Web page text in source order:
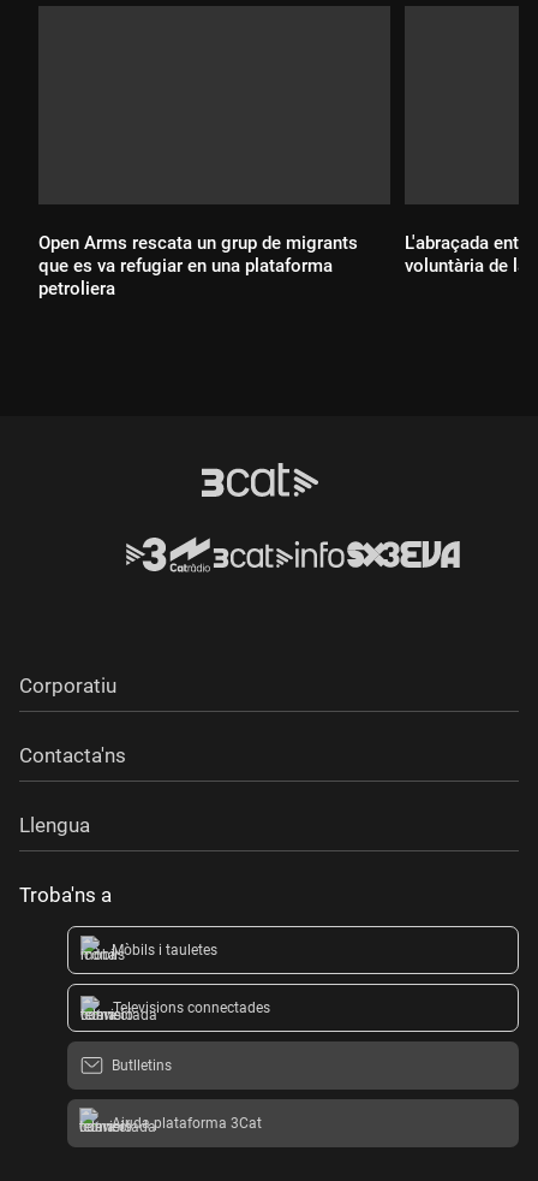
Open Arms rescata un grup de migrants
que es va refugiar en una plataforma
petroliera
L'abraçada
voluntària de la
Corporatiu
Contacta'ns
Llengua
Troba'ns a
Mòbils i tauletes
Televisions connectades
Butlletins
Ajuda plataforma 3Cat